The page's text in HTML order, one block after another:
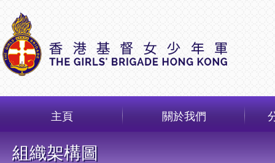
主頁 關於我們
組織架構圖